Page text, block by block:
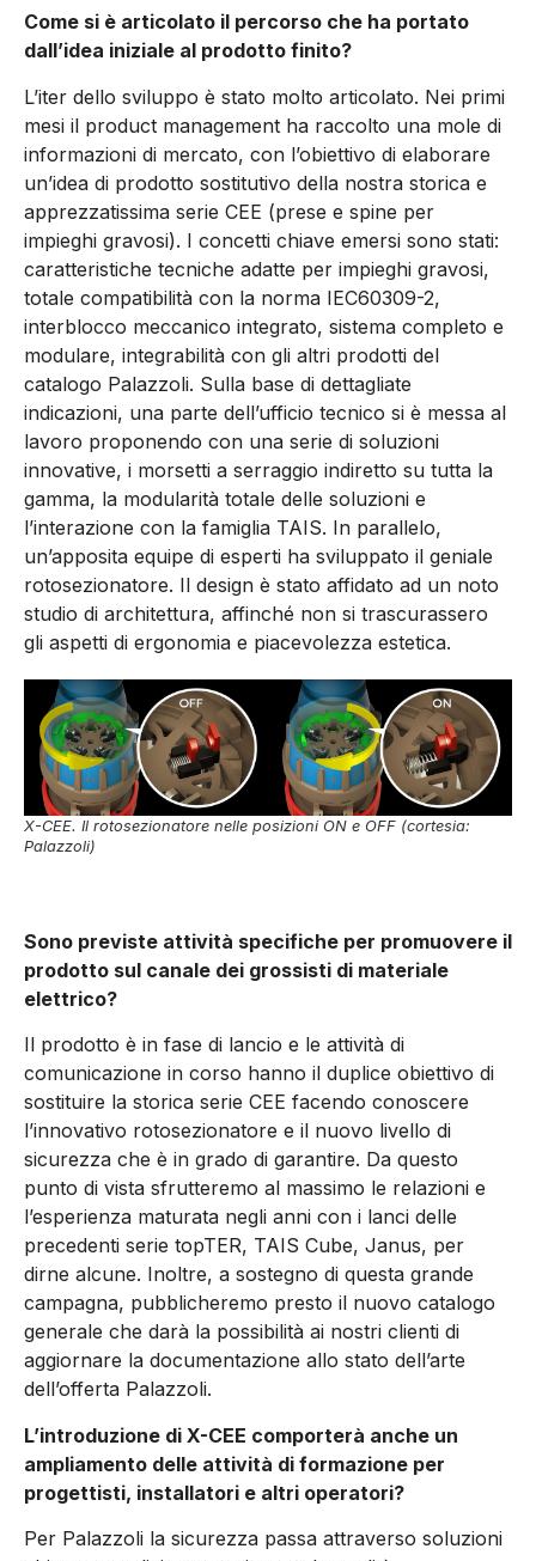
Come si è articolato il percorso che ha portato
dall’idea iniziale al prodotto finito?
L’iter dello sviluppo è stato molto articolato. Nei primi
mesi il product management ha raccolto una mole di
informazioni di mercato, con l’obiettivo di elaborare
un’idea di prodotto sostitutivo della nostra storica e
apprezzatissima serie CEE (prese e spine per
impieghi gravosi). I concetti chiave emersi sono stati:
caratteristiche tecniche adatte per impieghi gravosi,
totale compatibilità con la norma IEC60309-2,
interblocco meccanico integrato, sistema completo e
modulare, integrabilità con gli altri prodotti del
catalogo Palazzoli. Sulla base di dettagliate
indicazioni, una parte dell’ufficio tecnico si è messa al
lavoro proponendo con una serie di soluzioni
innovative, i morsetti a serraggio indiretto su tutta la
gamma, la modularità totale delle soluzioni e
l’interazione con la famiglia TAIS. In parallelo,
un’apposita equipe di esperti ha sviluppato il geniale
rotosezionatore. Il design è stato affidato ad un noto
studio di architettura, affinché non si trascurassero
gli aspetti di ergonomia e piacevolezza estetica.
X-CEE. Il rotosezionatore nelle posizioni ON e OFF (cortesia:
Palazzoli)
Sono previste attività specifiche per promuovere il
prodotto sul canale dei grossisti di materiale
elettrico?
Il prodotto è in fase di lancio e le attività di
comunicazione in corso hanno il duplice obiettivo di
sostituire la storica serie CEE facendo conoscere
l’innovativo rotosezionatore e il nuovo livello di
sicurezza che è in grado di garantire. Da questo
punto di vista sfrutteremo al massimo le relazioni e
l’esperienza maturata negli anni con i lanci delle
precedenti serie topTER, TAIS Cube, Janus, per
dirne alcune. Inoltre, a sostegno di questa grande
campagna, pubblicheremo presto il nuovo catalogo
generale che darà la possibilità ai nostri clienti di
aggiornare la documentazione allo stato dell’arte
dell’offerta Palazzoli.
L’introduzione di X-CEE comporterà anche un
ampliamento delle attività di formazione per
progettisti, installatori e altri operatori?
Per Palazzoli la sicurezza passa attraverso soluzioni